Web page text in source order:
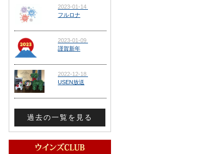
過去の一覧を見る